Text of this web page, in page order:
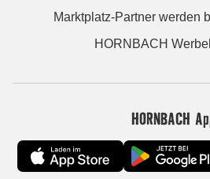
Marktplatz-Partner werden
HORNBACH
HORNBACH